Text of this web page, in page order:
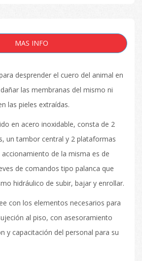
MAS INFO
desprender el cuero del animal en
las membranas del mismo ni
las pieles extraídas.
en acero inoxidable, consta de 2
un tambor central y 2 plataformas
de la misma es de
de comandos tipo palanca que
hidráulico de subir, bajar y enrollar.
con los elementos necesarios para
al piso, con asesoramiento
y capacitación del personal para su